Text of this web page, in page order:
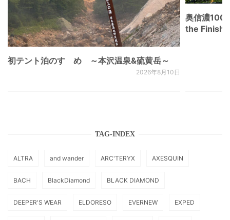
初テント泊のすゝめ ～本沢温泉&硫黄岳～
2026年8月10日
奥信濃100
the Finish
TAG-INDEX
ALTRA and wander ARC'TERYX AXESQUIN
BACH BlackDiamond BLACK DIAMOND
DEEPER'S WEAR ELDORESO EVERNEW EXPED